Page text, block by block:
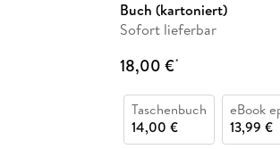
Buch (kartoniert)
Sofort lieferbar
18,00 €*
Taschenbuch
14,00 €
eBook
13,99 €